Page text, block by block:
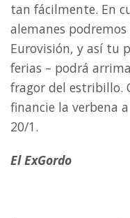
tan fácilmente. En
alemanes
Eurovisión, y así tu
ferias – podrá
fragor del estribillo.
financie la verbena
20/1.
El ExGordo